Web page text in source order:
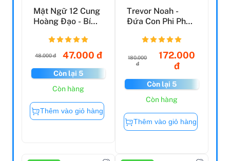
Mật Ngữ 12 Cung
Hoàng Đạo - Bí
Ch...
48.000 đ 47.000 đ
Còn lại 5
Còn hàng
Thêm vào giỏ hàng
Trevor Noah -
Đứa Con Phi Pháp
Thời...
180.000
đ
172.000
đ
Còn lại 5
Còn hàng
Thêm vào giỏ hàng